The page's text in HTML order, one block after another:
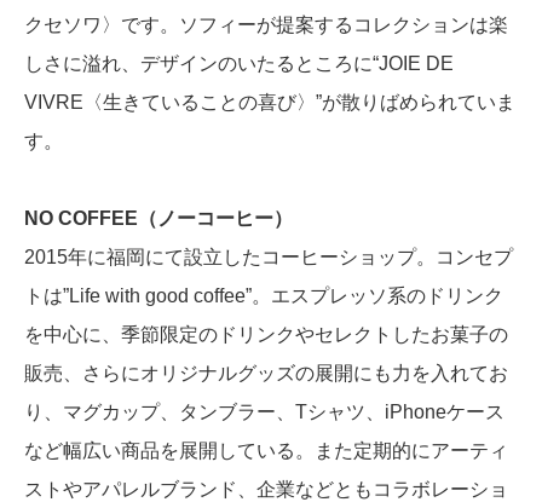
クセソワ〉です。ソフィーが提案するコレクションは楽
しさに溢れ、デザインのいたるところに“JOIE DE
VIVRE〈生きていることの喜び〉”が散りばめられていま
す。
NO COFFEE（ノーコーヒー）
2015年に福岡にて設立したコーヒーショップ。コンセプ
トは”Life with good coffee”。エスプレッソ系のドリンク
を中心に、季節限定のドリンクやセレクトしたお菓子の
販売、さらにオリジナルグッズの展開にも力を入れてお
り、マグカップ、タンブラー、Tシャツ、iPhoneケース
など幅広い商品を展開している。また定期的にアーティ
ストやアパレルブランド、企業などともコラボレーショ